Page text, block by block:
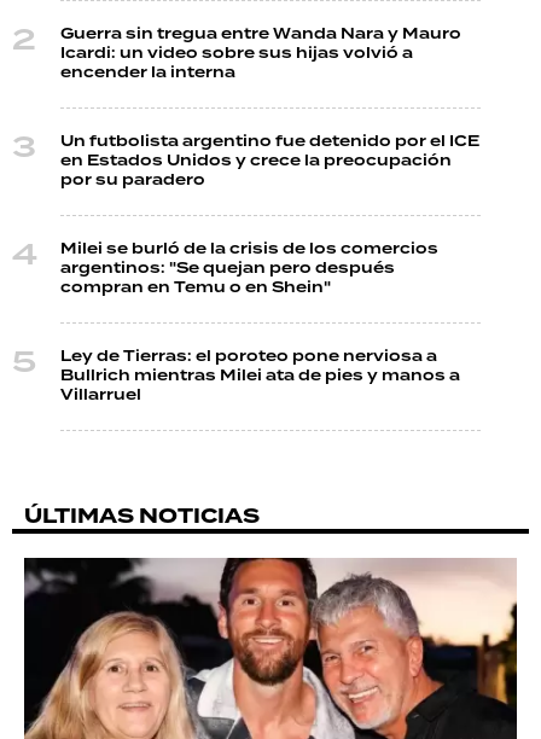
Guerra sin tregua entre Wanda Nara y Mauro
Icardi: un video sobre sus hijas volvió a
encender la interna
Un futbolista argentino fue detenido por el ICE
en Estados Unidos y crece la preocupación
por su paradero
Milei se burló de la crisis de los comercios
argentinos: "Se quejan pero después
compran en Temu o en Shein"
Ley de Tierras: el poroteo pone nerviosa a
Bullrich mientras Milei ata de pies y manos a
Villarruel
ÚLTIMAS NOTICIAS